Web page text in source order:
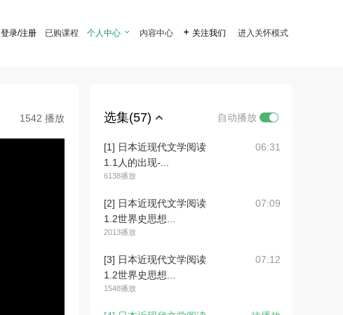
登录/注册 已购课程 个人中心  内容中心  关注我们 进入关怀模式
1542 播放 选集(57) 自动播放
[1] 日本近现代文学阅读
1.1人的出现-...
6138播放
06:31
[2] 日本近现代文学阅读
1.2世界史思想...
2013播放
07:09
[3] 日本近现代文学阅读
1.2世界史思想...
1548播放
07:12